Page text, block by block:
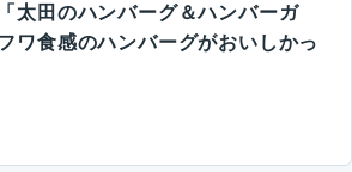
太田のハンバーグ＆ハンバーガ
ワ食感のハンバーグがおいしかっ